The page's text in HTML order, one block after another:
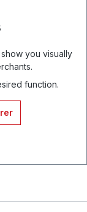
you visually
function.